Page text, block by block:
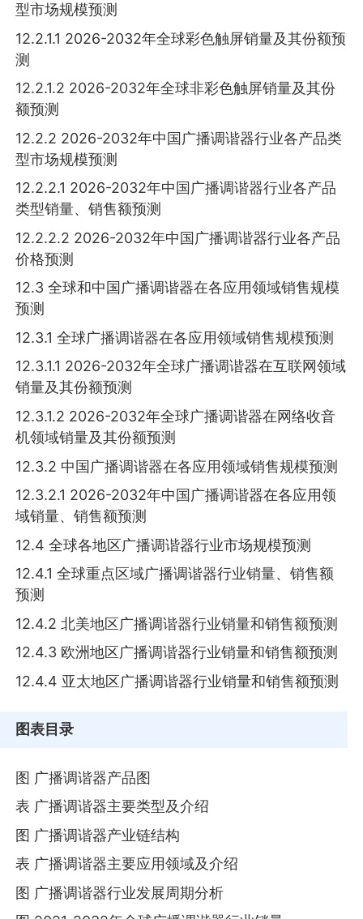
型市场规模预测
12.2.1.1 2026-2032年全球彩色触屏销量及其份额预
测
12.2.1.2 2026-2032年全球非彩色触屏销量及其份
额预测
12.2.2 2026-2032年中国广播调谐器行业各产品类
型市场规模预测
12.2.2.1 2026-2032年中国广播调谐器行业各产品
类型销量、销售额预测
12.2.2.2 2026-2032年中国广播调谐器行业各产品
价格预测
12.3 全球和中国广播调谐器在各应用领域销售规模
预测
12.3.1 全球广播调谐器在各应用领域销售规模预测
12.3.1.1 2026-2032年全球广播调谐器在互联网领域
销量及其份额预测
12.3.1.2 2026-2032年全球广播调谐器在网络收音
机领域销量及其份额预测
12.3.2 中国广播调谐器在各应用领域销售规模预测
12.3.2.1 2026-2032年中国广播调谐器在各应用领
域销量、销售额预测
12.4 全球各地区广播调谐器行业市场规模预测
12.4.1 全球重点区域广播调谐器行业销量、销售额
预测
12.4.2 北美地区广播调谐器行业销量和销售额预测
12.4.3 欧洲地区广播调谐器行业销量和销售额预测
12.4.4 亚太地区广播调谐器行业销量和销售额预测
图表目录
图 广播调谐器产品图
表 广播调谐器主要类型及介绍
图 广播调谐器产业链结构
表 广播调谐器主要应用领域及介绍
图 广播调谐器行业发展周期分析